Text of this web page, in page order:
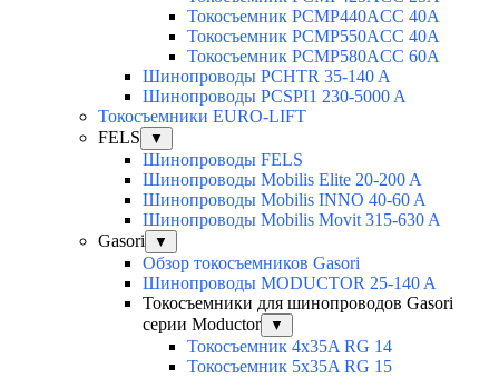
Токосъемник PCMP440ACC 40А
Токосъемник PCMP550ACC 40A
Токосъемник PCMP580ACC 60A
Шинопроводы PCHTR 35-140 A
Шинопроводы PCSPI1 230-5000 A
Токосъемники EURO-LIFT
FELS
▼
Шинопроводы FELS
Шинопроводы Mobilis Elite 20-200 A
Шинопроводы Mobilis INNO 40-60 A
Шинопроводы Mobilis Movit 315-630 A
Gasori
▼
Обзор токосъемников Gasori
Шинопроводы MODUCTOR 25-140 A
Токосъемники для шинопроводов Gasori
серии Moductor
▼
Токосъемник 4x35A RG 14
Токосъемник 5x35A RG 15